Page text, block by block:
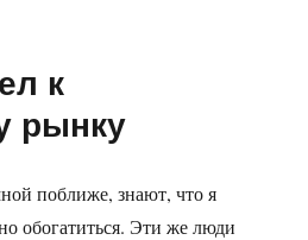
к
рынку
поближе, знают, что я
обогатиться. Эти же люди